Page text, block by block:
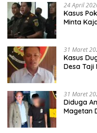
24 April
Kasus
Minta
31 Maret
Kasus
Desa Taji
31 Maret
Diduga
Magetan